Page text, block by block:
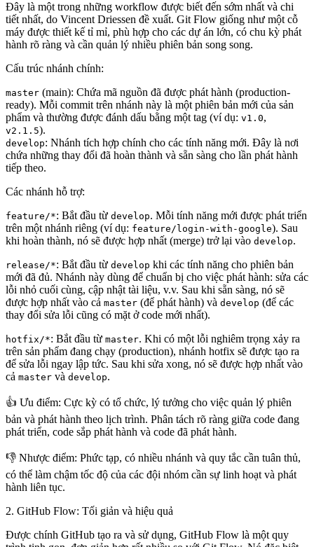
Đây là một trong những workflow được biết đến sớm nhất và chi
tiết nhất, do Vincent Driessen đề xuất. Git Flow giống như một cỗ
máy được thiết kế tỉ mỉ, phù hợp cho các dự án lớn, có chu kỳ phát
hành rõ ràng và cần quản lý nhiều phiên bản song song.
Cấu trúc nhánh chính:
master (main): Chứa mã nguồn đã được phát hành (production-
ready). Mỗi commit trên nhánh này là một phiên bản mới của sản
phẩm và thường được đánh dấu bằng một tag (ví dụ: v1.0,
v2.1.5).
develop: Nhánh tích hợp chính cho các tính năng mới. Đây là nơi
chứa những thay đổi đã hoàn thành và sẵn sàng cho lần phát hành
tiếp theo.
Các nhánh hỗ trợ:
feature/*: Bắt đầu từ develop. Mỗi tính năng mới được phát triển
trên một nhánh riêng (ví dụ: feature/login-with-google). Sau
khi hoàn thành, nó sẽ được hợp nhất (merge) trở lại vào develop.
release/*: Bắt đầu từ develop khi các tính năng cho phiên bản
mới đã đủ. Nhánh này dùng để chuẩn bị cho việc phát hành: sửa các
lỗi nhỏ cuối cùng, cập nhật tài liệu, v.v. Sau khi sẵn sàng, nó sẽ
được hợp nhất vào cả master (để phát hành) và develop (để các
thay đổi sửa lỗi cũng có mặt ở code mới nhất).
hotfix/*: Bắt đầu từ master. Khi có một lỗi nghiêm trọng xảy ra
trên sản phẩm đang chạy (production), nhánh hotfix sẽ được tạo ra
để sửa lỗi ngay lập tức. Sau khi sửa xong, nó sẽ được hợp nhất vào
cả master và develop.
👍 Ưu điểm: Cực kỳ có tổ chức, lý tưởng cho việc quản lý phiên
bản và phát hành theo lịch trình. Phân tách rõ ràng giữa code đang
phát triển, code sắp phát hành và code đã phát hành.
👎 Nhược điểm: Phức tạp, có nhiều nhánh và quy tắc cần tuân thủ,
có thể làm chậm tốc độ của các đội nhóm cần sự linh hoạt và phát
hành liên tục.
2. GitHub Flow: Tối giản và hiệu quả
Được chính GitHub tạo ra và sử dụng, GitHub Flow là một quy